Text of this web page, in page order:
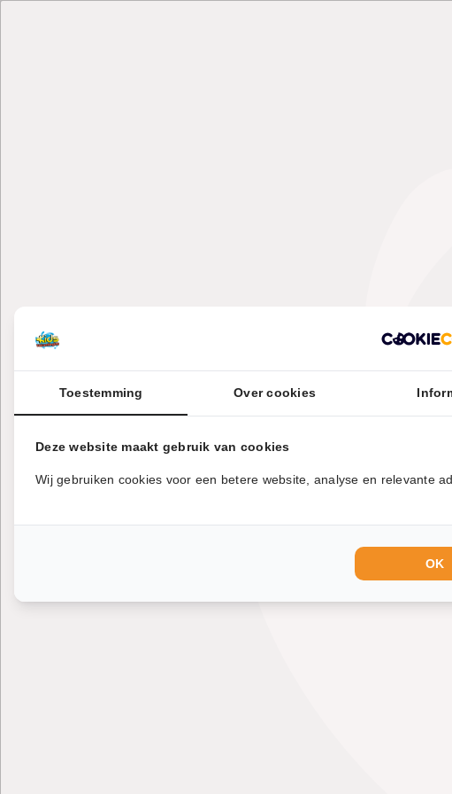
Toestemming Over cookies
Deze website maakt gebruik van cookies
Wij gebruiken cookies voor een betere website, analyse en relevante
OK